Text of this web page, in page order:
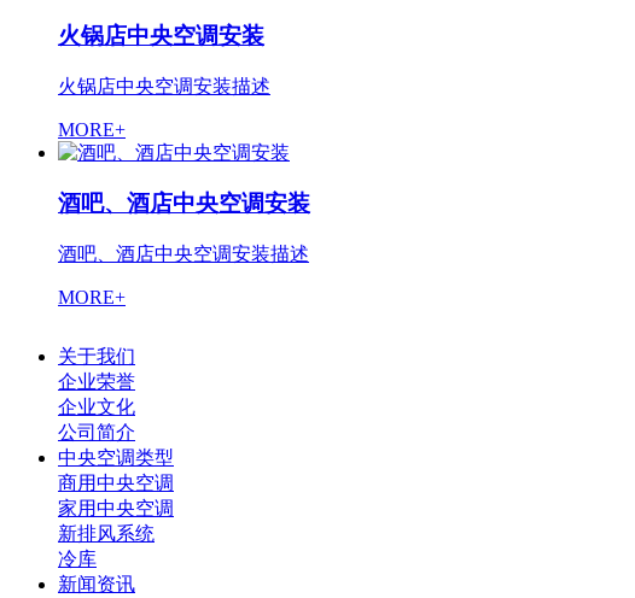
火锅店中央空调安装
火锅店中央空调安装描述
MORE+
酒吧、酒店中央空调安装
酒吧、酒店中央空调安装描述
MORE+
关于我们
企业荣誉
企业文化
公司简介
中央空调类型
商用中央空调
家用中央空调
新排风系统
冷库
新闻资讯